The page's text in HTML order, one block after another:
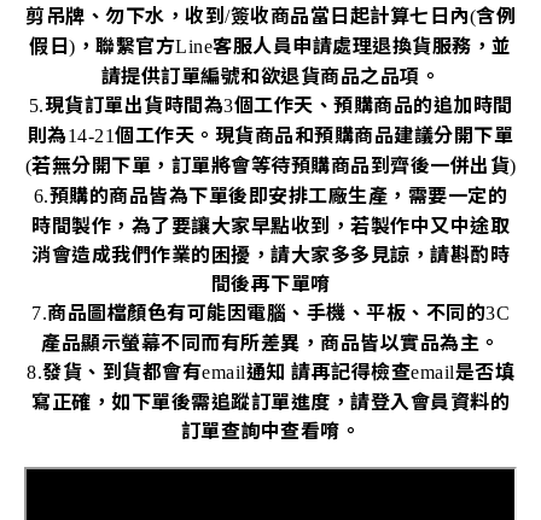
剪吊牌、勿下水，收到 /簽收商品當日起計算七日內(含例
假日) ，聯繫官方Line客服人員申請處理退換貨服務，並
請提供訂單編號和欲退貨商品之品項。
5.現貨訂單出貨時間為3個工作天、預購商品的追加時間
則為14-21個工作天。現貨商品和預購商品建議分開下單
(若無分開下單，訂單將會等待預購商品到齊後一併出貨)
6.預購的商品皆為下單後即安排工廠生產，需要一定的
時間製作，為了要讓大家早點收到，若製作中又中途取
消會造成我們作業的困擾，請大家多多見諒，請斟酌時
間後再下單唷
7.商品圖檔顏色有可能因電腦、手機、平板、不同的3C
產品顯示螢幕不同而有所差異，商品皆以實品為主。
8.發貨、到貨都會有email通知 請再記得檢查email是否填
寫正確，如下單後需追蹤訂單進度，請登入會員資料的
訂單查詢中查看唷。